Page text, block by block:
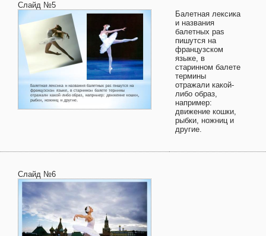
Слайд №5
Балетная лексика
и названия
балетных pas
пишутся на
французском
языке, в
старинном балете
термины
отражали какой-
либо образ,
например:
движение кошки,
рыбки, ножниц и
другие.
Слайд №6